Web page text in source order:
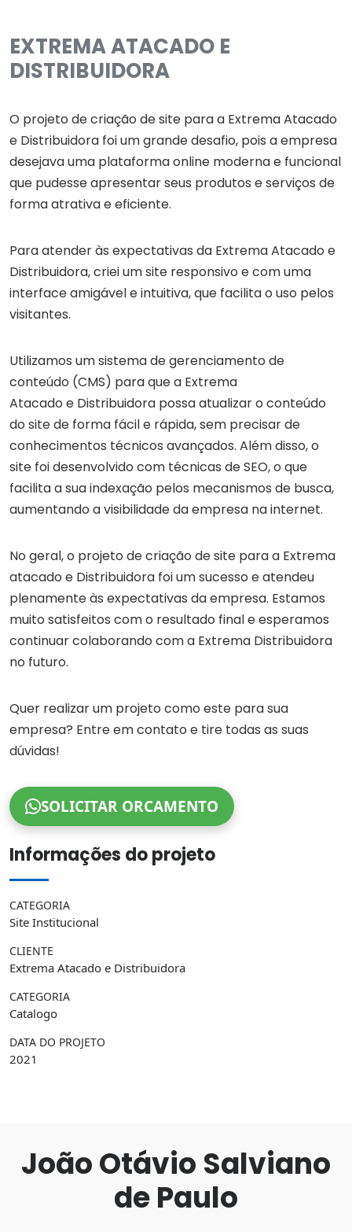
EXTREMA ATACADO E
DISTRIBUIDORA
O projeto de criação de site para a Extrema Atacado
e Distribuidora foi um grande desafio, pois a empresa
desejava uma plataforma online moderna e funcional
que pudesse apresentar seus produtos e serviços de
forma atrativa e eficiente.
Para atender às expectativas da Extrema Atacado e
Distribuidora, criei um site responsivo e com uma
interface amigável e intuitiva, que facilita o uso pelos
visitantes.
Utilizamos um sistema de gerenciamento de
conteúdo (CMS) para que a Extrema
Atacado e Distribuidora possa atualizar o conteúdo
do site de forma fácil e rápida, sem precisar de
conhecimentos técnicos avançados. Além disso, o
site foi desenvolvido com técnicas de SEO, o que
facilita a sua indexação pelos mecanismos de busca,
aumentando a visibilidade da empresa na internet.
No geral, o projeto de criação de site para a Extrema
atacado e Distribuidora foi um sucesso e atendeu
plenamente às expectativas da empresa. Estamos
muito satisfeitos com o resultado final e esperamos
continuar colaborando com a Extrema Distribuidora
no futuro.
Quer realizar um projeto como este para sua
empresa? Entre em contato e tire todas as suas
dúvidas!
SOLICITAR ORCAMENTO
Informações do projeto
CATEGORIA
Site Institucional
CLIENTE
Extrema Atacado e Distribuidora
CATEGORIA
Catalogo
DATA DO PROJETO
2021
João Otávio Salviano
de Paulo